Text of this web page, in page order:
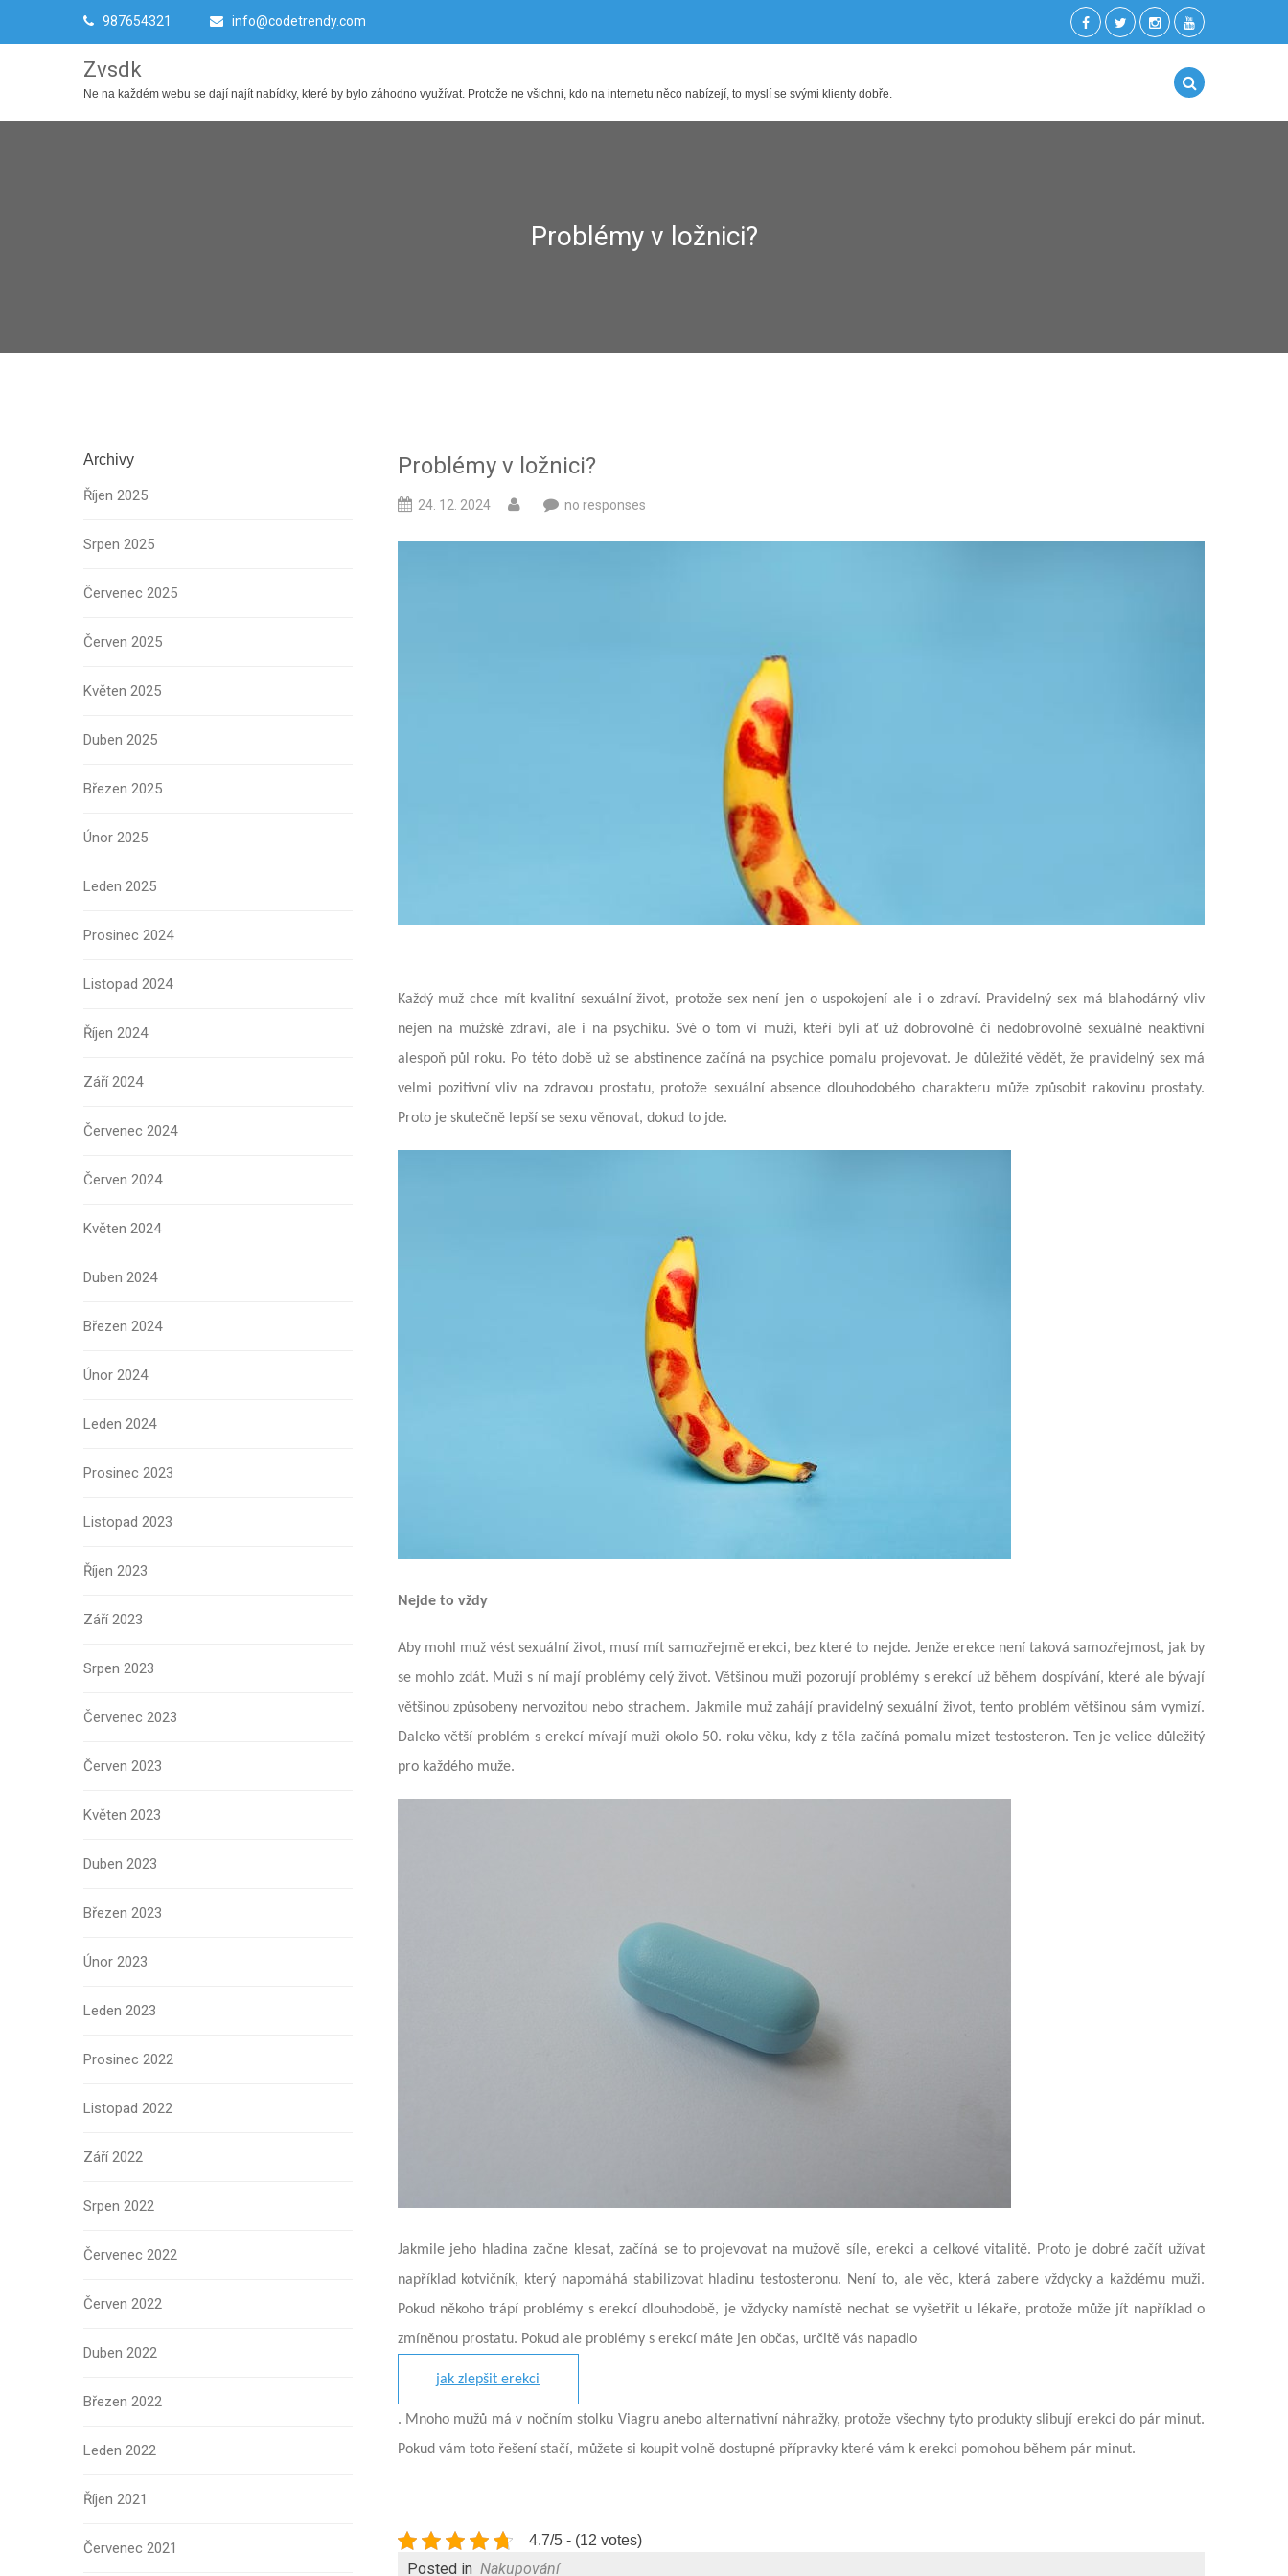
987654321 info@codetrendy.com
Zvsdk
Ne na každém webu se dají najít nabídky, které by bylo záhodno využívat. Protože ne všichni, kdo na internetu něco nabízejí, to myslí se svými klienty dobře.
Problémy v ložnici?
Archivy
Říjen 2025
Srpen 2025
Červenec 2025
Červen 2025
Květen 2025
Duben 2025
Březen 2025
Únor 2025
Leden 2025
Prosinec 2024
Listopad 2024
Říjen 2024
Září 2024
Červenec 2024
Červen 2024
Květen 2024
Duben 2024
Březen 2024
Únor 2024
Leden 2024
Prosinec 2023
Listopad 2023
Říjen 2023
Září 2023
Srpen 2023
Červenec 2023
Červen 2023
Květen 2023
Duben 2023
Březen 2023
Únor 2023
Leden 2023
Prosinec 2022
Listopad 2022
Září 2022
Srpen 2022
Červenec 2022
Červen 2022
Duben 2022
Březen 2022
Leden 2022
Říjen 2021
Červenec 2021
Problémy v ložnici?
24. 12. 2024 no responses
Každý muž chce mít kvalitní sexuální život, protože sex není jen o uspokojení ale i o zdraví. Pravidelný sex má blahodárný vliv
nejen na mužské zdraví, ale i na psychiku. Své o tom ví muži, kteří byli ať už dobrovolně či nedobrovolně sexuálně neaktivní
alespoň půl roku. Po této době už se abstinence začíná na psychice pomalu projevovat. Je důležité vědět, že pravidelný sex má
velmi pozitivní vliv na zdravou prostatu, protože sexuální absence dlouhodobého charakteru může způsobit rakovinu prostaty.
Proto je skutečně lepší se sexu věnovat, dokud to jde.
Nejde to vždy
Aby mohl muž vést sexuální život, musí mít samozřejmě erekci, bez které to nejde. Jenže erekce není taková samozřejmost, jak by
se mohlo zdát. Muži s ní mají problémy celý život. Většinou muži pozorují problémy s erekcí už během dospívání, které ale bývají
většinou způsobeny nervozitou nebo strachem. Jakmile muž zahájí pravidelný sexuální život, tento problém většinou sám vymizí.
Daleko větší problém s erekcí mívají muži okolo 50. roku věku, kdy z těla začíná pomalu mizet testosteron. Ten je velice důležitý
pro každého muže.
Jakmile jeho hladina začne klesat, začíná se to projevovat na mužově síle, erekci a celkové vitalitě. Proto je dobré začít užívat
například kotvičník, který napomáhá stabilizovat hladinu testosteronu. Není to, ale věc, která zabere vždycky a každému muži.
Pokud někoho trápí problémy s erekcí dlouhodobě, je vždycky namístě nechat se vyšetřit u lékaře, protože může jít například o
zmíněnou prostatu. Pokud ale problémy s erekcí máte jen občas, určitě vás napadlo
jak zlepšit erekci
. Mnoho mužů má v nočním stolku Viagru anebo alternativní náhražky, protože všechny tyto produkty slibují erekci do pár minut.
Pokud vám toto řešení stačí, můžete si koupit volně dostupné přípravky které vám k erekci pomohou během pár minut.
4.7/5 - (12 votes)
Posted in Nakupování